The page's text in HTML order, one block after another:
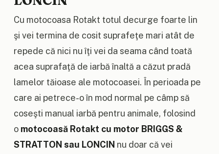
Cu motocoasa Rotakt totul decurge foarte lin
şi vei termina de cosit suprafeţe mari atât de
repede că nici nu îţi vei da seama când toată
acea suprafaţă de iarbă înaltă a căzut pradă
lamelor tăioase ale motocoasei. În perioada pe
care ai petrece-o în mod normal pe câmp să
coseşti manual iarbă pentru animale, folosind
o motocoasă Rotakt cu motor BRIGGS &
STRATTON sau LONCIN nu doar că vei